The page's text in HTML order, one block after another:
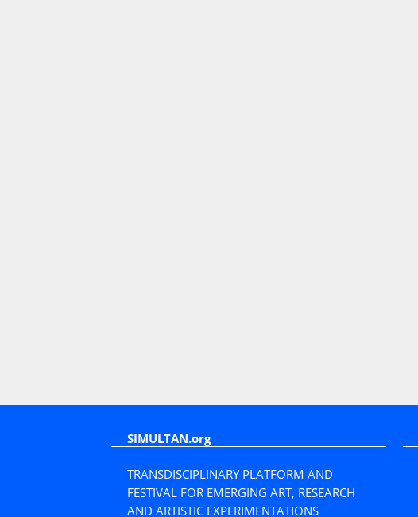
SIMULTAN.org
TRANSDISCIPLINARY PLATFORM AND
FESTIVAL FOR EMERGING ART, RESEARCH
AND ARTISTIC EXPERIMENTATIONS